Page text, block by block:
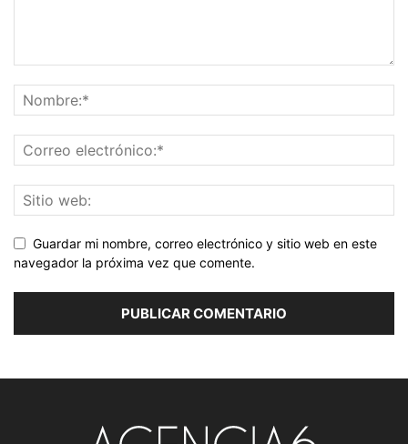
Guardar mi nombre, correo electrónico y sitio web en este
navegador la próxima vez que comente.